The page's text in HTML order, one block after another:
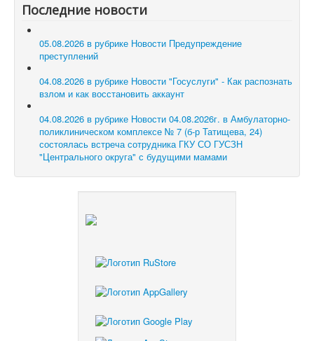
Последние новости
05.08.2026 в рубрике Новости Предупреждение
преступлений
04.08.2026 в рубрике Новости "Госуслуги" - Как распознать
взлом и как восстановить аккаунт
04.08.2026 в рубрике Новости 04.08.2026г. в Амбулаторно-
поликлиническом комплексе № 7 (б-р Татищева, 24)
состоялась встреча сотрудника ГКУ СО ГУСЗН
"Центрального округа" с будущими мамами